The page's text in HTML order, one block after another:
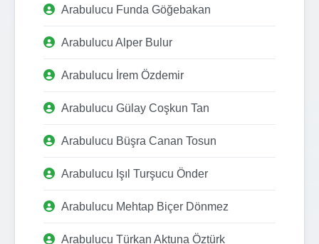
Arabulucu Funda Göğebakan
Arabulucu Alper Bulur
Arabulucu İrem Özdemir
Arabulucu Gülay Coşkun Tan
Arabulucu Büşra Canan Tosun
Arabulucu Işıl Turşucu Önder
Arabulucu Mehtap Biçer Dönmez
Arabulucu Türkan Aktuna Öztürk